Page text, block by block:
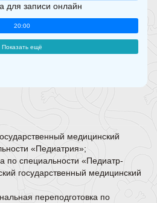
для записи онлайн
20:00
Показать ещё
медицинский
«Педиатрия»;
по специальности «Педиатр-
государственный медицинский
переподготовка по